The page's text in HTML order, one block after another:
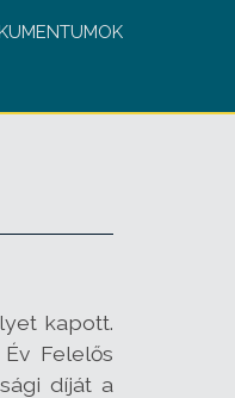
kapott.
Felelős
díját a